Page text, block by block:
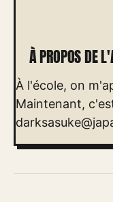
À PROPOS DE
À l'école, on
Maintenant,